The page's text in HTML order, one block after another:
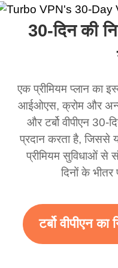
लेकिन मैं सच में
धोखाधड़ी
अब जब मैं इसका
इस पर हैरान हूं
विज्ञापन हैं तो
इस अद्भुत VPN
करने के लिए है।
अधिक विज्ञापन
तेज़ WiFi मिल
में जब मैं इसका
VPN बहुत अच्छा
है। यह हर जगह
स्थान से जुड़ता है
उपलब्ध हैं जिनसे
कर सकते हैं।
पसंदीदा। सबसे
मैंने अब तक किसी
नहीं देखा है
10/10।
और यह सचमुच कहा कि
विभिन्न स्थान पर था।
30-दिन की
एक प्रीमियम प्लान का
आईओएस, क्रोम और अन्य
और टर्बो वीपीएन 30-
प्रदान करता है, जिससे
प्रीमियम सुविधाओं से
दिनों के भीतर
टर्बो वीपीएन